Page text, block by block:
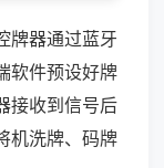
牌器通过蓝牙
软件预设好牌
接收到信号后
机洗牌、码牌